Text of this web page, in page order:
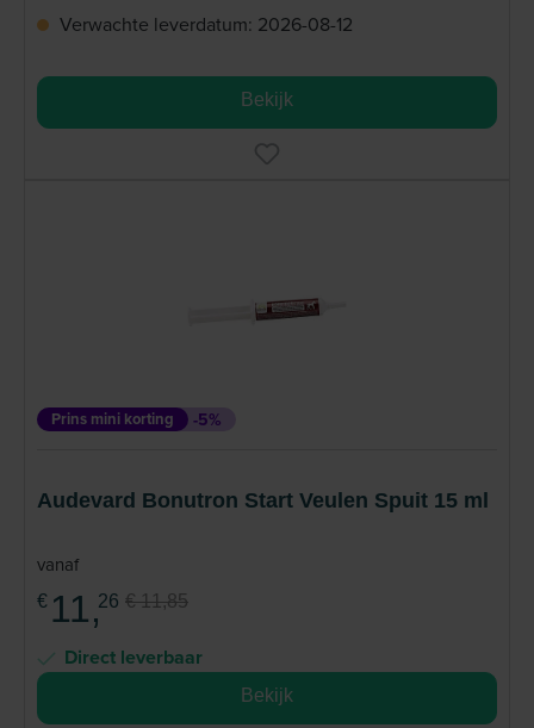
Verwachte leverdatum: 2026-08-12
Bekijk
Prins mini korting -5%
Audevard Bonutron Start Veulen Spuit 15 ml
vanaf
€ 11,26 € 11,85
Direct leverbaar
Bekijk